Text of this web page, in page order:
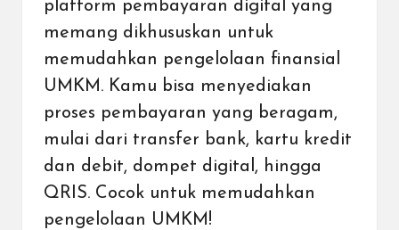
platform pembayaran digital yang
memang dikhususkan untuk
memudahkan pengelolaan finansial
UMKM . Kamu bisa menyediakan
proses pembayaran yang beragam,
mulai dari transfer bank, kartu kredit
dan debit, dompet digital, hingga
QRIS. Cocok untuk memudahkan
pengelolaan UMKM!